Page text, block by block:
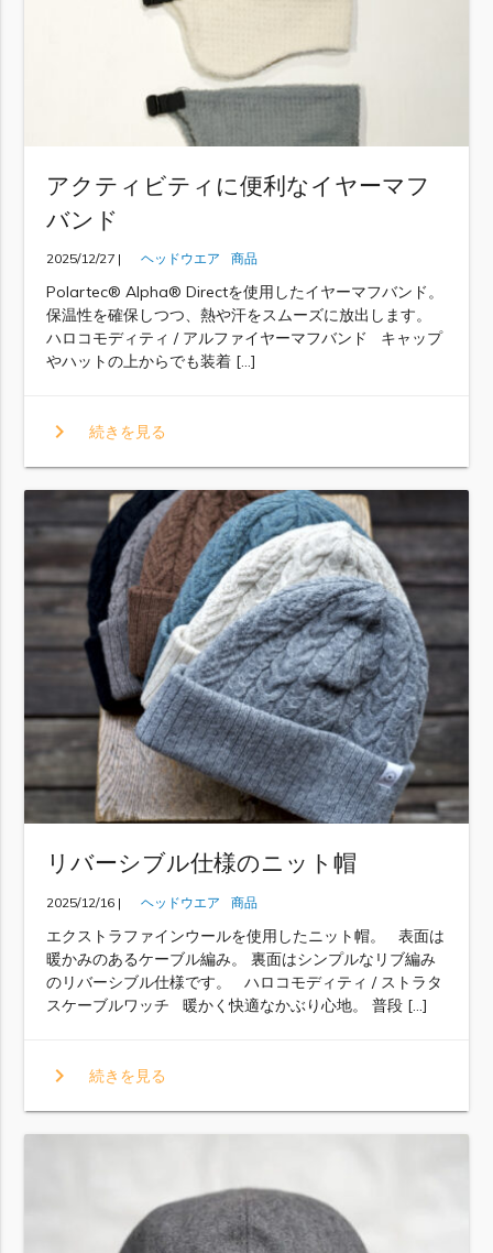
アクティビティに便利なイヤーマフ
バンド
2025/12/27 | ヘッドウエア 商品
Polartec®︎ Alpha®︎ Directを使用したイヤーマフバンド。
保温性を確保しつつ、熱や汗をスムーズに放出します。
ハロコモディティ / アルファイヤーマフバンド キャップ
やハットの上からでも装着 […]
chevron_right 続きを見る
リバーシブル仕様のニット帽
2025/12/16 | ヘッドウエア 商品
エクストラファインウールを使用したニット帽。 表面は
暖かみのあるケーブル編み。 裏面はシンプルなリブ編み
のリバーシブル仕様です。 ハロコモディティ / ストラタ
スケーブルワッチ 暖かく快適なかぶり心地。 普段 […]
chevron_right 続きを見る